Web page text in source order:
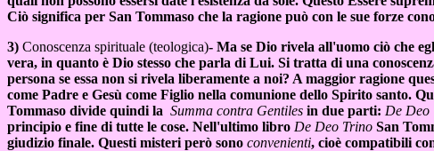
Ciò significa per San Tommaso che la ragione può con le sue forze
3) Conoscenza spirituale (teologica)- Ma se Dio rivela all'uomo ciò che
vera, in quanto è Dio stesso che parla di Lui. Si tratta di una
persona se essa non si rivela liberamente a noi? A maggior ragione
come Padre e Gesù come Figlio nella comunione dello Spirito santo.
Tommaso divide quindi la Summa contra Gentiles in due parti: De Deo
principio e fine di tutte le cose. Nell'ultimo libro De Deo Trino San
giudizio finale. Questi misteri però sono convenienti, cioè compatibili